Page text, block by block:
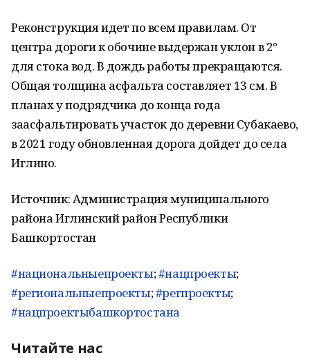
Реконструкция идет по всем правилам. От
центра дороги к обочине выдержан уклон в 2°
для стока вод. В дождь работы прекращаются.
Общая толщина асфальта составляет 13 см. В
планах у подрядчика до конца года
заасфальтировать участок до деревни Субакаево,
в 2021 году обновленная дорога дойдет до села
Иглино.
Источник: Администрация муниципального
района Иглинский район Республики
Башкортостан
#национальныепроекты;#нацпроекты;
#региональныепроекты;#регпроекты;
#нацпроектыбашкортостана
Читайте нас